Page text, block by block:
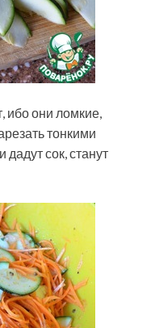
ибо они ломкие,
тонкими
дадут сок, станут